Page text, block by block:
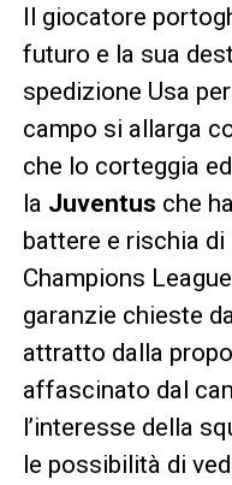
Il giocatore
futuro e la sua
spedizione Usa
campo si allarga
che lo corteggia
la Juventus che
battere e rischia
Champions
garanzie chieste
attratto dalla
affascinato dal
l’interesse della
le possibilità di